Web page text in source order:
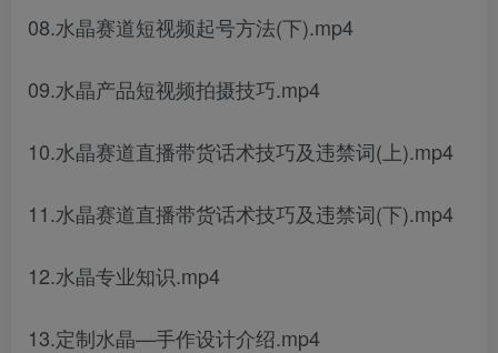
08.水晶赛道短视频起号方法(下).mp4
09.水晶产品短视频拍摄技巧.mp4
10.水晶赛道直播带货话术技巧及违禁词(上).mp4
11.水晶赛道直播带货话术技巧及违禁词(下).mp4
12.水晶专业知识.mp4
13.定制水晶—手作设计介绍.mp4